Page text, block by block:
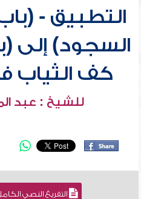
التطبيق -
السجود) إلى
كف الثياب
للشيخ : عبد
التفريغ النصي